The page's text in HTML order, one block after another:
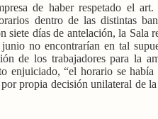
de haber respetado el
dentro de las distintas
días de antelación, la Sala
no encontrarían en tal
de los trabajadores para la
enjuiciado, “el horario se
propia decisión unilateral de